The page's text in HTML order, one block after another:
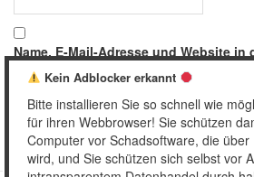
Name, E-Mail-Adresse und Website in
meinen nächsten Kommentar speichern.
Kein Adblocker erkannt
Bitte installieren Sie so schnell wie
für ihren Webbrowser! Sie schützen
Computer vor Schadsoftware, die über
wird, und Sie schützen sich selbst vor